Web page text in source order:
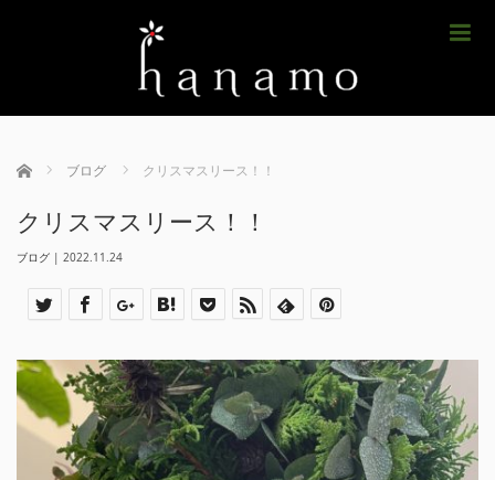
ホーム ブログ クリスマスリース！！
クリスマスリース！！
ブログ | 2022.11.24